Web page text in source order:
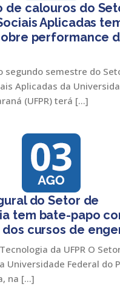
de calouros do
Aplicadas
performance
segundo semestre do
Aplicadas da
(UFPR) terá […]
do Setor de
tem bate-papo
cursos de
da UFPR O
Universidade Federal do
na […]